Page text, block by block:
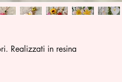
Realizzati in resina